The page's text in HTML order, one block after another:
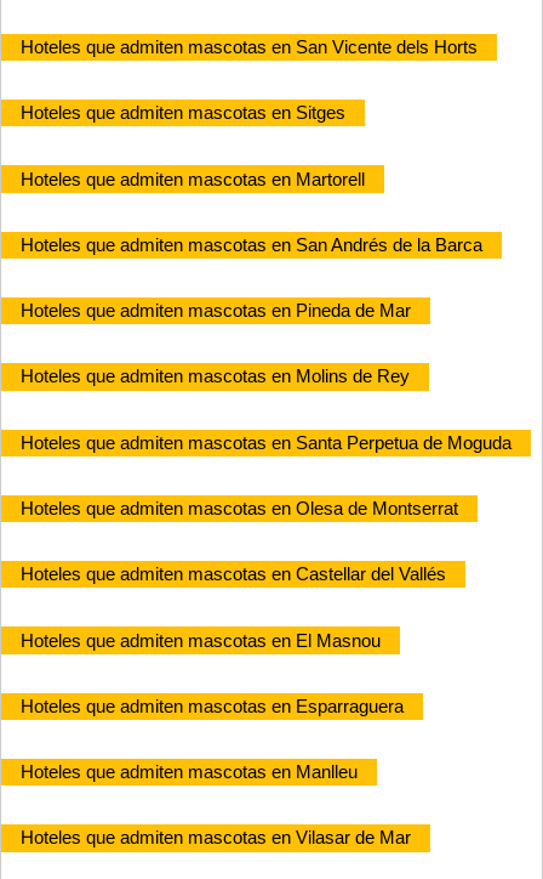
Hoteles que admiten mascotas en San Vicente dels Horts
Hoteles que admiten mascotas en Sitges
Hoteles que admiten mascotas en Martorell
Hoteles que admiten mascotas en San Andrés de la Barca
Hoteles que admiten mascotas en Pineda de Mar
Hoteles que admiten mascotas en Molins de Rey
Hoteles que admiten mascotas en Santa Perpetua de Moguda
Hoteles que admiten mascotas en Olesa de Montserrat
Hoteles que admiten mascotas en Castellar del Vallés
Hoteles que admiten mascotas en El Masnou
Hoteles que admiten mascotas en Esparraguera
Hoteles que admiten mascotas en Manlleu
Hoteles que admiten mascotas en Vilasar de Mar